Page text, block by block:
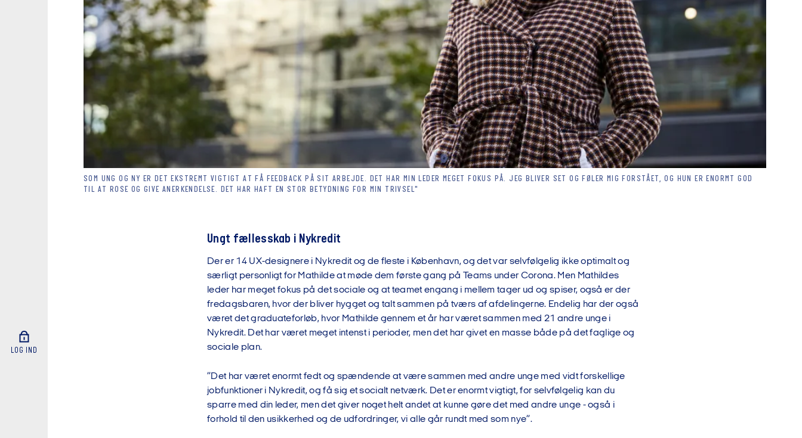
LOG IND
SOM UNG OG NY ER DET EKSTREMT VIGTIGT AT FÅ FEEDBACK PÅ SIT ARBEJDE. DET HAR MIN LEDER MEGET FOKUS PÅ. JEG BLIVER SET OG FØLER MIG FORSTÅET, OG HUN ER ENORMT GOD
TIL AT ROSE OG GIVE ANERKENDELSE. DET HAR HAFT EN STOR BETYDNING FOR MIN TRIVSEL"
Ungt fællesskab i Nykredit
Der er 14 UX-designere i Nykredit og de fleste i København, og det var selvfølgelig ikke optimalt og
særligt personligt for Mathilde at møde dem første gang på Teams under Corona. Men Mathildes
leder har meget fokus på det sociale og at teamet engang i mellem tager ud og spiser, også er der
fredagsbaren, hvor der bliver hygget og talt sammen på tværs af afdelingerne. Endelig har der også
været det graduateforløb, hvor Mathilde gennem et år har været sammen med 21 andre unge i
Nykredit. Det har været meget intenst i perioder, men det har givet en masse både på det faglige og
sociale plan.
”Det har været enormt fedt og spændende at være sammen med andre unge med vidt forskellige
jobfunktioner i Nykredit, og få sig et socialt netværk. Det er enormt vigtigt, for selvfølgelig kan du
sparre med din leder, men det giver noget helt andet at kunne gøre det med andre unge - også i
forhold til den usikkerhed og de udfordringer, vi alle går rundt med som nye”.